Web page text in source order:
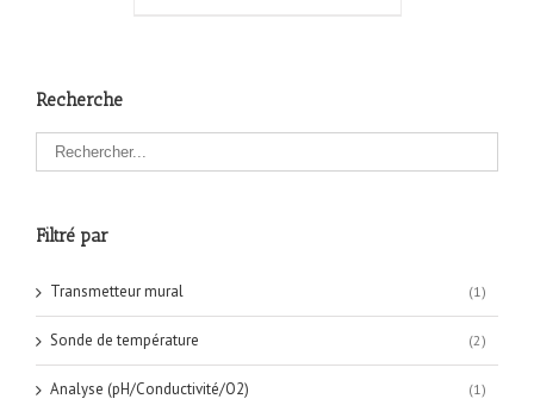
Recherche
Filtré par
Transmetteur mural (1)
Sonde de température (2)
Analyse (pH/Conductivité/O2) (1)